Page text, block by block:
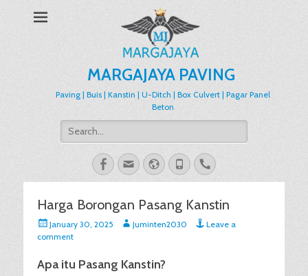
MARGAJAYA PAVING
Paving | Buis | Kanstin | U-Ditch | Box Culvert | Pagar Panel
Beton
Search
for:
Facebook
EmailWebsite
PhoneHandset
Harga Borongan Pasang Kanstin
Posted
on
January 30, 2025 AuthorJuminten2030
Leave a
comment
Apa itu Pasang Kanstin?